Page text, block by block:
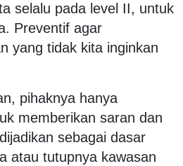
selalu pada level II, untuk
Preventif agar
yang tidak kita inginkan
pihaknya hanya
memberikan saran dan
sebagai dasar
atau tutupnya kawasan